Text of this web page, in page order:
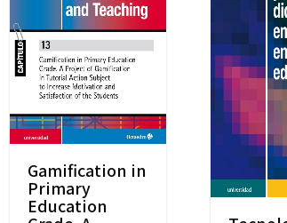
Gamification in
Primary
Education